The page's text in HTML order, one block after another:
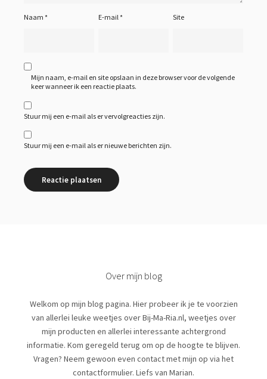
Naam * E-mail* Site
Mijn naam, e-mail en site opslaan in deze browser voor de volgende
keer wanneer ik een reactie plaats.
Stuur mij een e-mail als er vervolgreacties zijn.
Stuur mij een e-mail als er nieuwe berichten zijn.
Over mijn blog
Welkom op mijn blog pagina. Hier probeer ik je te voorzien
van allerlei leuke weetjes over Bij-Ma-Ria.nl, weetjes over
mijn producten en allerlei interessante achtergrond
informatie. Kom geregeld terug om op de hoogte te blijven.
Vragen? Neem gewoon even contact met mijn op via het
contactformulier. Liefs van Marian.